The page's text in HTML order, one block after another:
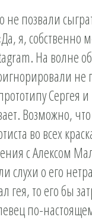
не позвали
я, собственно
На волне
не
Сергея и
Возможно,
во всех
с Алексом
слухи о его
гея, то его бы
по-